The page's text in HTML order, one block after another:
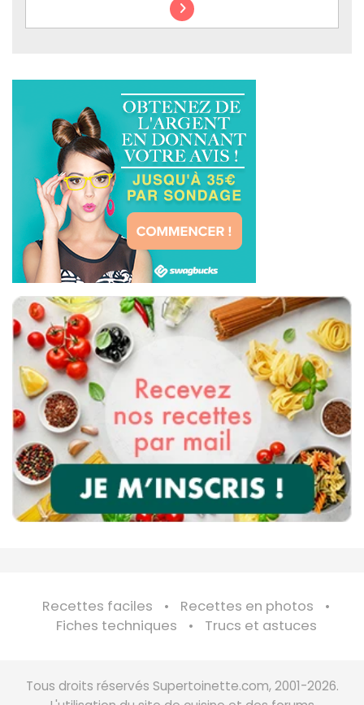
Recettes faciles
Recettes en photos
Fiches techniques
Trucs et astuces
Tous droits réservés Supertoinette.com, 2001-2026.